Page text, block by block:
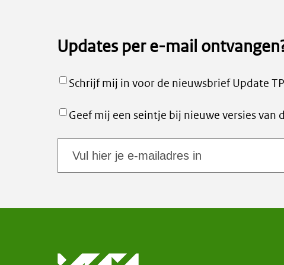
Updates per e-mail
Schrijf mij in voor de nieuwsbrief Update
Geef mij een seintje bij nieuwe versies van